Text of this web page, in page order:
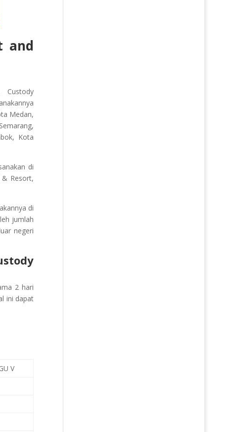
and
Medan,
Kota
di
Resort,
di
jumlah
negeri
2 hari
ini dapat
V